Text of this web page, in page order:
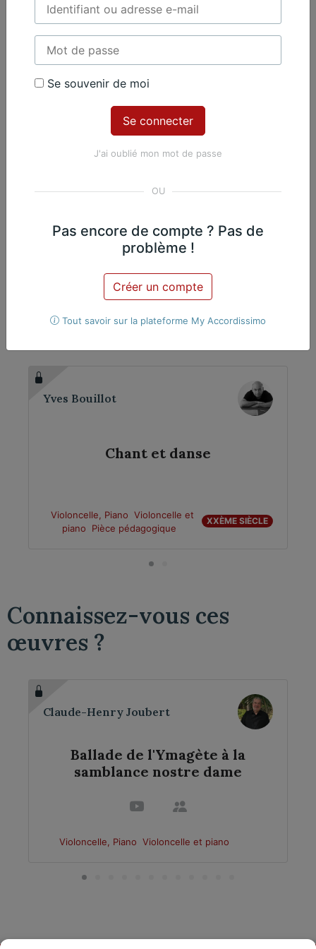
Contenu Premium
Accédez à tout le contenu
Premium en illimité pour 99 €
Œuvres du même
compositeur​
Yves Bouillot
Chant et danse
Violoncelle, Piano Violoncelle et
piano
Pièce pédagogique
XXÈME SIÈCLE
Connaissez-vous ces
œuvres ?
Claude-Henry Joubert
Ballade de l'Ymagète à la
samblance nostre dame
Violoncelle, Piano Violoncelle et piano
Se souvenir de moi
J'ai oublié mon mot de passe
Pas encore de compte ? Pas de
problème !
Créer un compte
Tout savoir sur la plateforme My Accordissimo